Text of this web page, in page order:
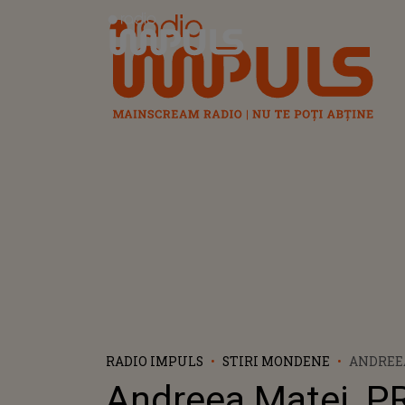
Radio Impuls
RADIO IMPULS STIRI MONDENE
CE